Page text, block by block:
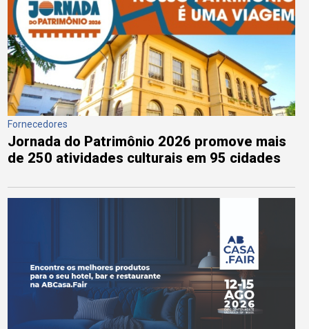
Fornecedores
Jornada do Patrimônio 2026 promove mais
de 250 atividades culturais em 95 cidades